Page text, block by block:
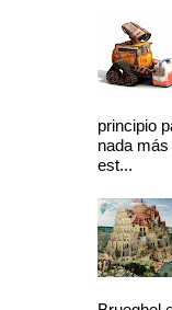
principio
nada
est...